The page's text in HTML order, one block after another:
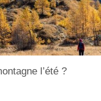
l’été ?